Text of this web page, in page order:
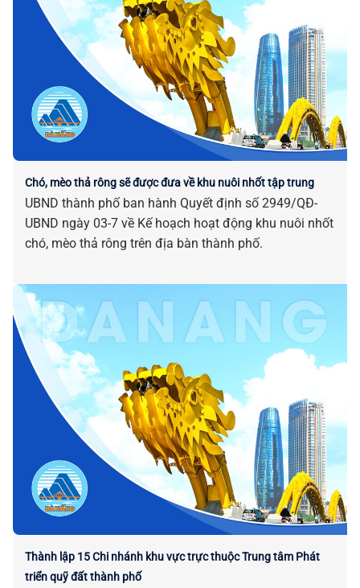
Chó, mèo thả rông sẽ được đưa về khu nuôi nhốt tập trung
UBND thành phố ban hành Quyết định số 2949/QĐ-
UBND ngày 03-7 về Kế hoạch hoạt động khu nuôi nhốt
chó, mèo thả rông trên địa bàn thành phố.
Thành lập 15 Chi nhánh khu vực trực thuộc Trung tâm Phát
triển quỹ đất thành phố